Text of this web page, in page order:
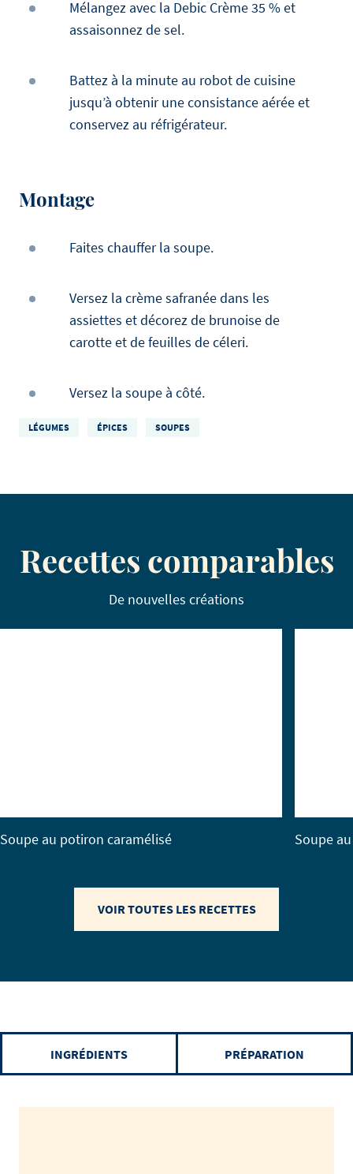
Mélangez avec la Debic Crème 35 % et
assaisonnez de sel.
Battez à la minute au robot de cuisine
jusqu’à obtenir une consistance aérée et
conservez au réfrigérateur.
Montage
Faites chauffer la soupe.
Versez la crème safranée dans les
assiettes et décorez de brunoise de
carotte et de feuilles de céleri.
Versez la soupe à côté.
LÉGUMES ÉPICES SOUPES
Recettes comparables
De nouvelles créations
Soupe au potiron caramélisé Soupe
VOIR TOUTES LES RECETTES
INGRÉDIENTS PRÉPARATION